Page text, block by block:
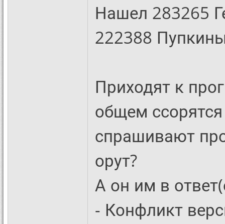
Нашел 283265
222388
Приходят к
общем
спрашивают
орут?
А он им в
- Конфликт